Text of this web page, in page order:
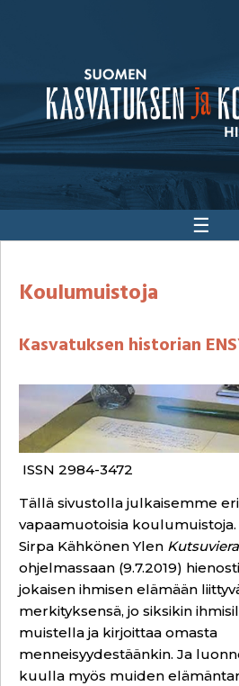
☰
Koulumuistoja
Kasvatuksen historian
ISSN 2984-3472
Tällä sivustolla julkaisemme
vapaamuotoisia
Sirpa Kähkönen Ylen
ohjelmassaan (9.7.2019)
jokaisen ihmisen elämään
merkityksensä, jo siksikin
muistella ja kirjoittaa omasta
menneisyydestäänkin. Ja
kuulla myös muiden